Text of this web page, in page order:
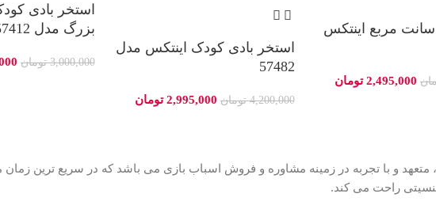
استخر 85 سانت مربع اینتکس
2,495,000 تومان
استخر بادی کودک اینتکس مدل
57482
4,200,000 تومان 2,995,000 تومان
استخر بادی
بزرگ مدل 57412
3,000,000 تومان
و با تجربه در زمینه مشاوره و فروش اسباب بازی می باشد که در سریع ترین
راحت می کند.